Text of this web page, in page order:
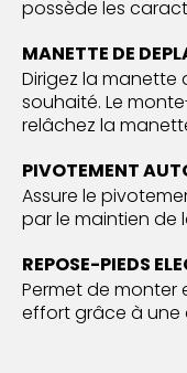
possède les
MANETTE DE
Dirigez la manette
souhaité. Le
relâchez la
PIVOTEMENT
Assure le
par le maintien de
REPOSE-PIEDS
Permet de monter
effort grâce à une